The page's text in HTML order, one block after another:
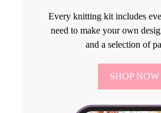
Every knitting kit includes
need to make your own
and a selection of
SHOP NOW